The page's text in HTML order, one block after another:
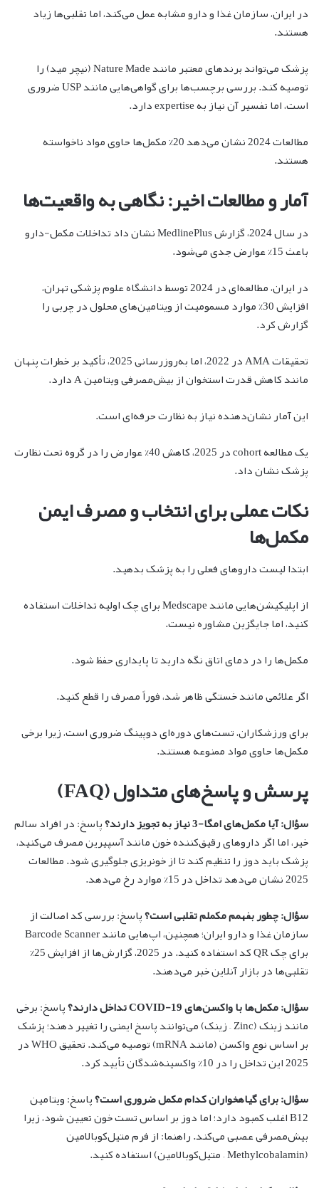
در ایران، سازمان غذا و دارو مشابه عمل می‌کند، اما تقلبی‌ها زیاد
هستند.
پزشک می‌تواند برندهای معتبر مانند Nature Made (نیچر مید) را
توصیه کند. بررسی برچسب‌ها برای گواهی‌هایی مانند USP ضروری
است، اما تفسیر آن نیاز به expertise دارد.
مطالعات 2024 نشان می‌دهد 20% مکمل‌ها حاوی مواد ناخواسته
هستند.
آمار و مطالعات اخیر: نگاهی به واقعیت‌ها
در سال 2024، گزارش MedlinePlus نشان داد تداخلات مکمل-دارو
باعث 15% عوارض جدی می‌شود.
در ایران، مطالعه‌ای در 2024 توسط دانشگاه علوم پزشکی تهران،
افزایش 30% موارد مسمومیت از ویتامین‌های محلول در چربی را
گزارش کرد.
تحقیقات AMA در 2022، اما به‌روزرسانی 2025، تأکید بر خطرات پنهان
مانند کاهش قدرت استخوان از بیش‌مصرفی ویتامین A دارد.
این آمار نشان‌دهنده نیاز به نظارت حرفه‌ای است.
یک مطالعه cohort در 2025، کاهش 40% عوارض را در گروه تحت نظارت
پزشک نشان داد.
نکات عملی برای انتخاب و مصرف ایمن
مکمل‌ها
ابتدا لیست داروهای فعلی را به پزشک بدهید.
از اپلیکیشن‌هایی مانند Medscape برای چک اولیه تداخلات استفاده
کنید، اما جایگزین مشاوره نیست.
مکمل‌ها را در دمای اتاق نگه دارید تا پایداری حفظ شود.
اگر علائمی مانند خستگی ظاهر شد، فوراً مصرف را قطع کنید.
برای ورزشکاران، تست‌های دوره‌ای دوپینگ ضروری است، زیرا برخی
مکمل‌ها حاوی مواد ممنوعه هستند.
پرسش و پاسخ‌های متداول (FAQ)
سؤال: آیا مکمل‌های امگا-3 نیاز به تجویز دارند؟
پاسخ: در افراد سالم
خیر، اما اگر داروهای رقیق‌کننده خون مانند آسپیرین مصرف می‌کنید،
پزشک باید دوز را تنظیم کند تا از خونریزی جلوگیری شود. مطالعات
2025 نشان می‌دهد تداخل در 15% موارد رخ می‌دهد.
سؤال: چطور بفهمم مکملم تقلبی است؟پاسخ: بررسی کد اصالت از
سازمان غذا و دارو ایران؛ همچنین، اپ‌هایی مانند Barcode Scanner
برای چک QR کد استفاده کنید. در 2025، گزارش‌ها از افزایش 25%
تقلبی‌ها در بازار آنلاین خبر می‌دهند.
سؤال: مکمل‌ها با واکسن‌های COVID-19 تداخل دارند؟
پاسخ: برخی
مانند زینک (Zinc – زینک) می‌توانند پاسخ ایمنی را تغییر دهند؛ پزشک
بر اساس نوع واکسن (مانند mRNA) توصیه می‌کند. تحقیق WHO در
2025 این تداخل را در 10% واکسینه‌شدگان تأیید کرد.
سؤال: برای گیاهخواران کدام مکمل ضروری است؟پاسخ: ویتامین
B12 اغلب کمبود دارد؛ اما دوز بر اساس تست خون تعیین شود، زیرا
بیش‌مصرفی عصبی می‌کند. راهنما: از فرم متیل‌کوبالامین
(Methylcobalamin – متیل‌کوبالامین) استفاده کنید.